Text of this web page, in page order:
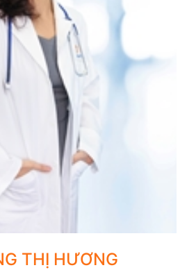
THỊ HƯƠNG